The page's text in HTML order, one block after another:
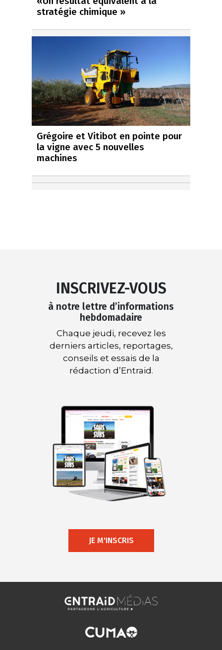
stratégie chimique »
Grégoire et Vitibot en pointe pour
la vigne avec 5 nouvelles
machines
INSCRIVEZ-VOUS
à notre lettre d’informations
hebdomadaire
Chaque jeudi, recevez les
derniers articles, reportages,
conseils et essais de la
rédaction d’Entraid.
JE M'INSCRIS